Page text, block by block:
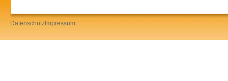
Datenschutz Impressum